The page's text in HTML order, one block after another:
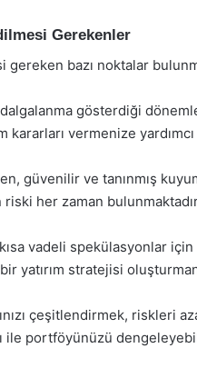
Gerekenler
gereken bazı noktalar
dalgalanma gösterdiği
vermenize yardımcı
güvenilir ve tanınmış
her zaman
vadeli spekülasyonlar için
yatırım stratejisi
çeşitlendirmek, riskleri
ile portföyünüzü